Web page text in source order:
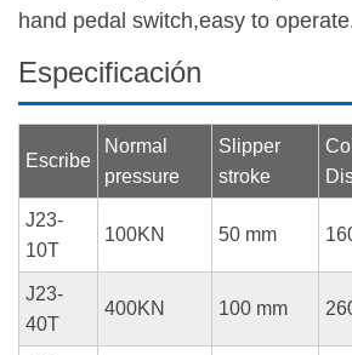
hand pedal switch,easy to
Especificación
Escribe
Normal
pressure
Slipper
stroke
J23-
10T
100KN 50 mm
J23-
40T
400KN 100 mm